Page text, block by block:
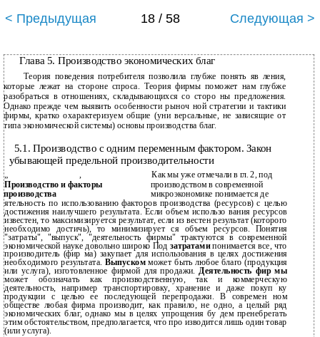
< Предыдущая 18 / 58 Следующая >
Глава 5. Производство экономических благ
Теория поведения потребителя позволила глубже понять яв­ ления,
которые лежат на стороне спроса. Теория фирмы поможет нам глубже
разобраться в отношениях, складывающихся со сторо­ ны предложения.
Однако прежде чем выявить особенности рыноч­ ной стратегии и тактики
фирмы, кратко охарактеризуем общие (уни­ версальные, не зависящие от
типа экономической системы) основы производства благ.
5.1. Производство с одним переменным фактором. Закон
убывающей предельной производительности
„ ,
Как мы уже отмечали в гл. 2, под
Производство и факторы
производством в современной
производства
микроэкономике понимается де­
ятельность по использованию факторов производства (ресурсов) с целью
достижения наилучшего результата. Если объем использо­ вания ресурсов
известен, то максимизируется результат, если из­ вестен результат (которого
необходимо достичь), то минимизирует­ ся объем ресурсов. Понятия
"затраты", "выпуск", "деятельность фирмы" трактуются в современной
экономической науке довольно широко Подзатратамипонимается все, что
производитель (фир­ ма) закупает для использования в целях достижения
необходимого результата. Выпускомможет быть любое благо (продукция
или услуга), изготовленное фирмой для продажи.Деятельность фир­ мы
может обозначать как производственную, так и коммерческую
деятельность, например транспортировку, хранение и даже покуп­ ку
продукции с целью ее последующей перепродажи. В современ­ ном
обществе любая фирма производит, как правило, не одно, а целый ряд
экономических благ, однако мы в целях упрощения бу­ дем пренебрегать
этим обстоятельством, предполагается, что про­ изводится лишь один товар
(или услуга).